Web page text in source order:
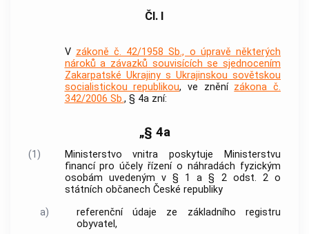
Čl. I
V zákoně č. 42/1958 Sb., o úpravě některých
nároků a závazků souvisících se sjednocením
Zakarpatské Ukrajiny s Ukrajinskou sovětskou
socialistickou republikou, ve znění zákona č.
342/2006 Sb., § 4a zní:
„§ 4a
(1)
Ministerstvo vnitra poskytuje Ministerstvu
financí pro účely řízení o náhradách fyzickým
osobám uvedeným v § 1 a § 2 odst. 2 o
státních občanech České republiky
a)
referenční údaje ze základního registru
obyvatel,